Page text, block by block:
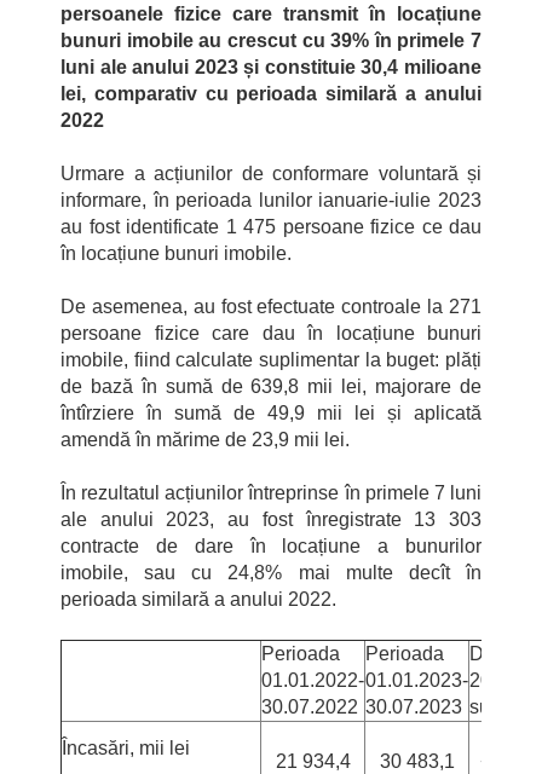
persoanele fizice care transmit în locațiune
bunuri imobile au crescut cu 39% în primele 7
luni ale anului 2023 și constituie 30,4 milioane
lei, comparativ cu perioada similară a anului
2022
Urmare a acțiunilor de conformare voluntară și
informare, în perioada lunilor ianuarie-iulie 2023
au fost identificate 1 475 persoane fizice ce dau
în locațiune bunuri imobile.
De asemenea, au fost efectuate controale la 271
persoane fizice care dau în locațiune bunuri
imobile, fiind calculate suplimentar la buget: plăți
de bază în sumă de 639,8 mii lei, majorare de
întîrziere în sumă de 49,9 mii lei și aplicată
amendă în mărime de 23,9 mii lei.
În rezultatul acțiunilor întreprinse în primele 7 luni
ale anului 2023, au fost înregistrate 13 303
contracte de dare în locațiune a bunurilor
imobile, sau cu 24,8% mai multe decît în
perioada similară a anului 2022.
Perioada
01.01.2022-
30.07.2022
Perioada
01.01.2023-
30.07.2023
Devieri
2023/
suma
Încasări, mii lei
21 934,4 30 483,1 +8